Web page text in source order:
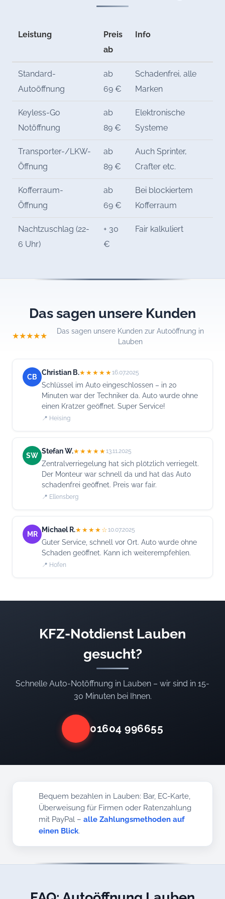
Leistung
Preis
ab
Info
Standard-
Autoöffnung
ab
69 €
Schadenfrei, alle
Marken
Keyless-Go
Notöffnung
ab
89 €
Elektronische
Systeme
Transporter-/LKW-
Öffnung
ab
89 €
Auch Sprinter,
Crafter etc.
Kofferraum-
Öffnung
ab
69 €
Bei blockiertem
Kofferraum
Nachtzuschlag (22-
6 Uhr)
+ 30
€
Fair kalkuliert
Das sagen unsere Kunden
★★★★★
Das sagen unsere Kunden zur Autoöffnung in
Lauben
CB
Christian B.★★★★★16.07.2025
Schlüssel im Auto eingeschlossen – in 20
Minuten war der Techniker da. Auto wurde ohne
einen Kratzer geöffnet. Super Service!
📍 Heising
SW
Stefan W.★★★★★13.11.2025
Zentralverriegelung hat sich plötzlich verriegelt.
Der Monteur war schnell da und hat das Auto
schadenfrei geöffnet. Preis war fair.
📍 Ellensberg
MR
Michael R.★★★★☆10.07.2025
Guter Service, schnell vor Ort. Auto wurde ohne
Schaden geöffnet. Kann ich weiterempfehlen.
📍 Hofen
KFZ-Notdienst Lauben
gesucht?
Schnelle Auto-Notöffnung in Lauben – wir sind in 15-
30 Minuten bei Ihnen.
01604 996655
Bequem bezahlen in Lauben: Bar, EC-Karte,
Überweisung für Firmen oder Ratenzahlung
mit PayPal –alle Zahlungsmethoden auf
einen Blick.